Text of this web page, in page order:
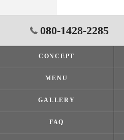
080-1428-2285
CONCEPT
MENU
GALLERY
FAQ